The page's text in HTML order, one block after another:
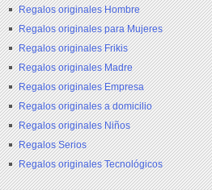
Regalos originales Hombre
Regalos originales para Mujeres
Regalos originales Frikis
Regalos originales Madre
Regalos originales Empresa
Regalos originales a domicilio
Regalos originales Niños
Regalos Serios
Regalos originales Tecnológicos